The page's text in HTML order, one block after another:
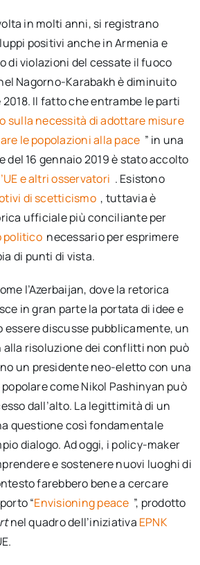
in molti anni, si registrano
positivi anche in Armenia e
di violazioni del cessate il fuoco
Nagorno-Karabakh è diminuito
2018. Il fatto che entrambe le parti
sulla necessità di adottare misure
le popolazioni alla pace ” in una
16 gennaio 2019 è stato accolto
e altri osservatori . Esistono
di scetticismo , tuttavia è
ufficiale più conciliante per
politico necessario per esprimere
di punti di vista.
l’Azerbaijan, dove la retorica
in gran parte la portata di idee e
essere discusse pubblicamente, un
risoluzione dei conflitti non può
un presidente neo-eletto con una
come Nikol Pashinyan può
dall’alto. La legittimità di un
questione così fondamentale
dialogo. Ad oggi, i policy-maker
e sostenere nuovi luoghi di
farebbero bene a cercare
“Envisioning peace ”, prodotto
nel quadro dell’iniziativa EPNK